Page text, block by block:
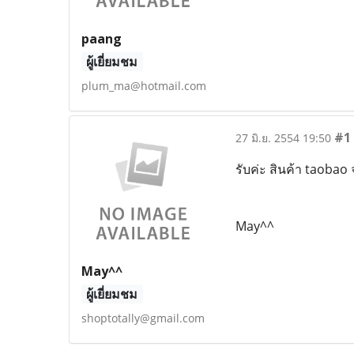
paang
ผู้เยี่ยมชม
plum_ma@hotmail.com
May^^
ผู้เยี่ยมชม
shoptotally@gmail.com
27 มิ.ย. 2554 19:50 #1
รับค่ะ สินค้า taobao
May^^